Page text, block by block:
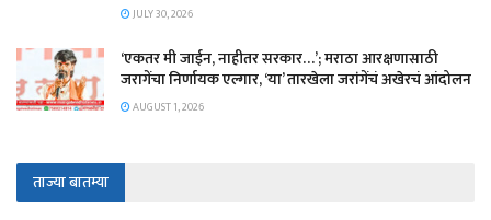
JULY 30, 2026
‘एकतर मी जाईन, नाहीतर सरकार…’; मराठा आरक्षणासाठी
जरागेंचा निर्णायक एल्गार, ‘या’ तारखेला जरांगेंचं अखेरचं आंदोलन
AUGUST 1, 2026
ताज्या बातम्या